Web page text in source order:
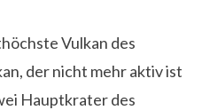
Vulkan des
der nicht mehr aktiv ist
Hauptkrater des